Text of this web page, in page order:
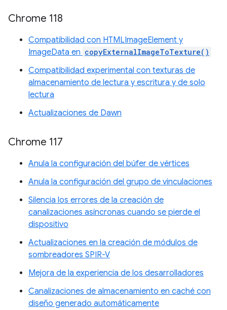
Chrome 118
Compatibilidad con HTMLImageElement y
ImageData en copyExternalImageToTexture()
Compatibilidad experimental con texturas de
almacenamiento de lectura y escritura y de solo
lectura
Actualizaciones de Dawn
Chrome 117
Anula la configuración del búfer de vértices
Anula la configuración del grupo de vinculaciones
Silencia los errores de la creación de
canalizaciones asíncronas cuando se pierde el
dispositivo
Actualizaciones en la creación de módulos de
sombreadores SPIR-V
Mejora de la experiencia de los desarrolladores
Canalizaciones de almacenamiento en caché con
diseño generado automáticamente